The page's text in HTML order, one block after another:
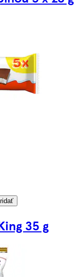
35 g